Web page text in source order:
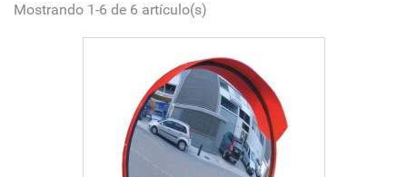
Mostrando 1-6 de 6 artículo(s)